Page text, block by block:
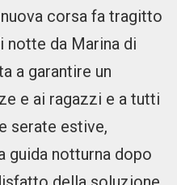
corsa fa tragitto
notte da Marina di
a garantire un
e ai ragazzi e a tutti
serate estive,
guida notturna dopo